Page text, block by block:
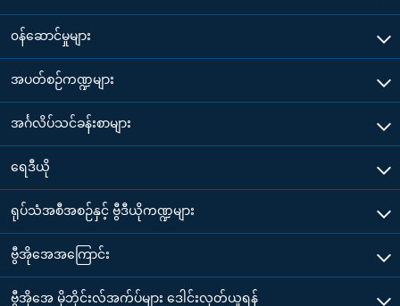
၀န်ဆောင်မှုများ
အပတ်စဉ်ကဏ္ဍများ
အင်္ဂလိပ်သင်ခန်းစာများ
ရေဒီယို
ရုပ်သံအစီအစဉ်နှင့် ဗွီဒီယိုကဏ္ဍများ
ဗွီအိုအေအကြောင်း
ဗွီအိုအေ မိုဘိုင်းလ်အက်ပ်များ ဒေါင်းလုတ်ယူရန်